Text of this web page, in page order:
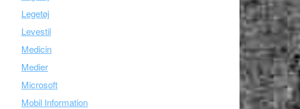
Legetøj
Levestil
Medicin
Medier
Microsoft
Mobil Information